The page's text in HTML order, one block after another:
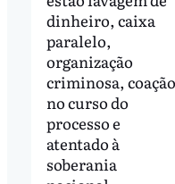
dinheiro, caixa
paralelo,
organização
criminosa, coação
no curso do
processo e
atentado à
soberania